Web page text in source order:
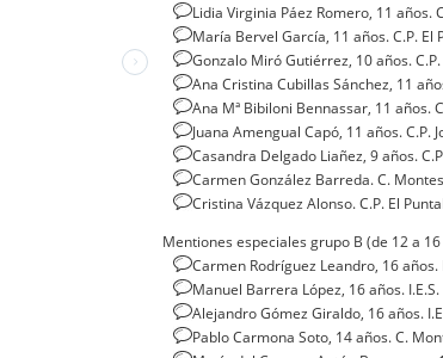
Lidia Virginia Páez Romero, 11 años.
María Bervel García, 11 años. C.P.
Gonzalo Miró Gutiérrez, 10 años.
Ana Cristina Cubillas Sánchez, 11
Ana Mª Bibiloni Bennassar, 11 años.
Juana Amengual Capó, 11 años.
Casandra Delgado Liañez, 9 años.
Carmen González Barreda. C.
Cristina Vázquez Alonso. C.P. El
Mentiones especiales grupo B (de 12 a
Carmen Rodríguez Leandro, 16 años.
Manuel Barrera López, 16 años.
Alejandro Gómez Giraldo, 16 años.
Pablo Carmona Soto, 14 años. C.